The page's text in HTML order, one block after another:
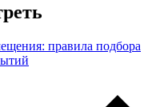
правила подбора